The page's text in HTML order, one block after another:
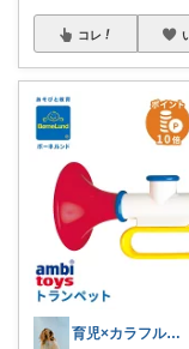
コレ
育児×カラフルで明るい子育てを🎪🫟